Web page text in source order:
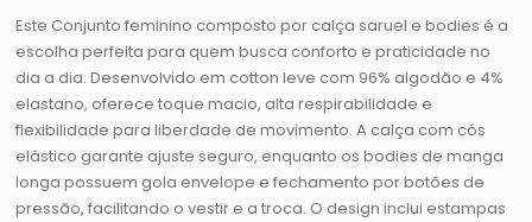
Este Conjunto feminino composto por calça saruel e bodies é a
escolha perfeita para quem busca conforto e praticidade no
dia a dia. Desenvolvido em cotton leve com 96% algodão e 4%
elastano, oferece toque macio, alta respirabilidade e
flexibilidade para liberdade de movimento. A calça com cós
elástico garante ajuste seguro, enquanto os bodies de manga
longa possuem gola envelope e fechamento por botões de
pressão, facilitando o vestir e a troca. O design inclui estampas